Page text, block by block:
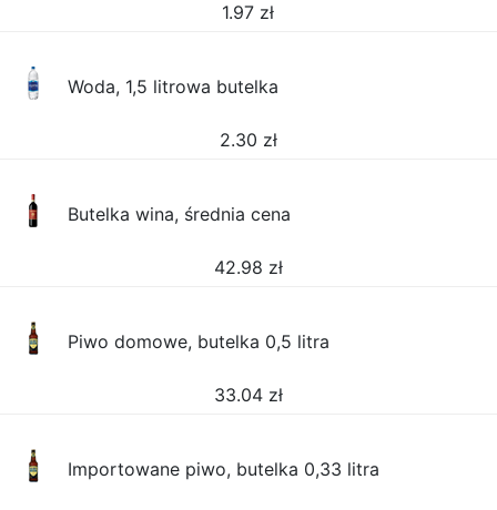
1.97 zł
Woda, 1,5 litrowa butelka
2.30 zł
Butelka wina, średnia cena
42.98 zł
Piwo domowe, butelka 0,5 litra
33.04 zł
Importowane piwo, butelka 0,33 litra